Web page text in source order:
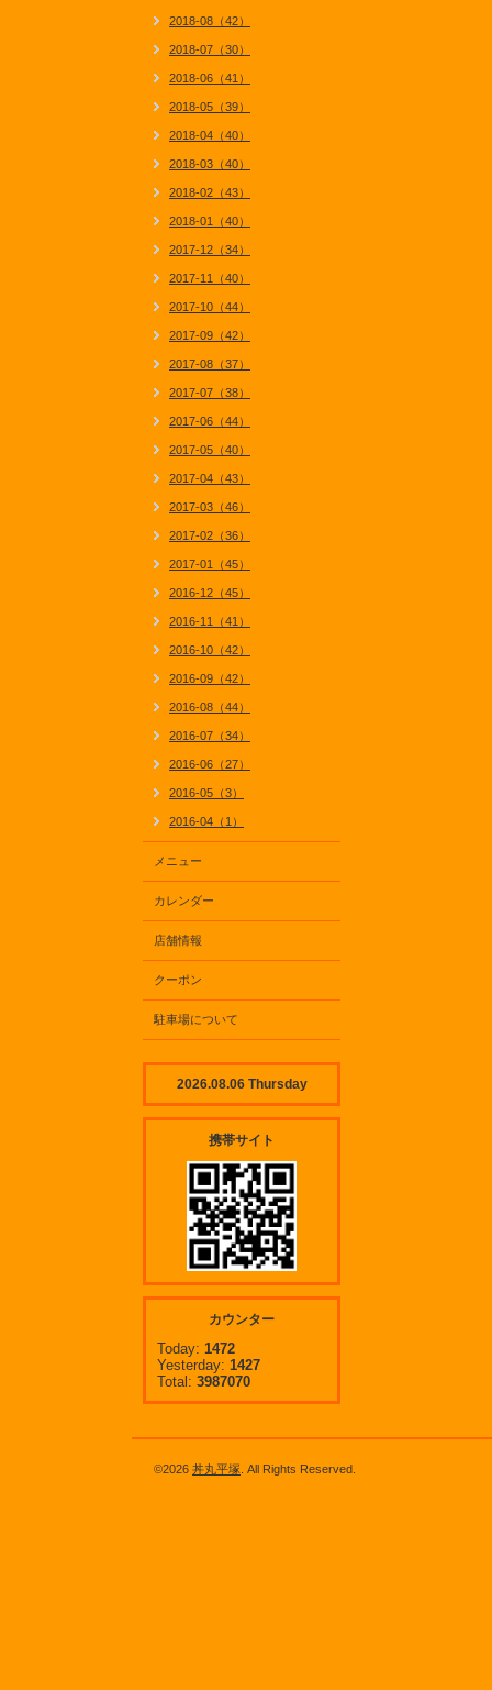
2018-08（42）
2018-07（30）
2018-06（41）
2018-05（39）
2018-04（40）
2018-03（40）
2018-02（43）
2018-01（40）
2017-12（34）
2017-11（40）
2017-10（44）
2017-09（42）
2017-08（37）
2017-07（38）
2017-06（44）
2017-05（40）
2017-04（43）
2017-03（46）
2017-02（36）
2017-01（45）
2016-12（45）
2016-11（41）
2016-10（42）
2016-09（42）
2016-08（44）
2016-07（34）
2016-06（27）
2016-05（3）
2016-04（1）
メニュー
カレンダー
店舗情報
クーポン
駐車場について
2026.08.06 Thursday
携帯サイト
カウンター
Today: 1472
Yesterday: 1427
Total: 3987070
©2026 丼丸平塚 . All Rights Reserved.